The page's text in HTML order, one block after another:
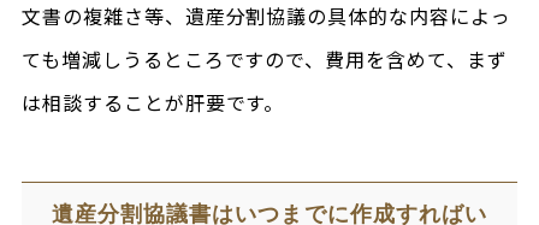
文書の複雑さ等、遺産分割協議の具体的な内容によっ
ても増減しうるところですので、費用を含めて、まず
は相談することが肝要です。
遺産分割協議書はいつまでに作成すればい